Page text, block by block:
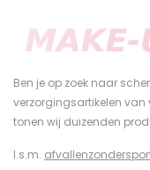
Ben je op zoek naar
verzorgingsartikelen van
tonen wij duizenden
I.s.m.